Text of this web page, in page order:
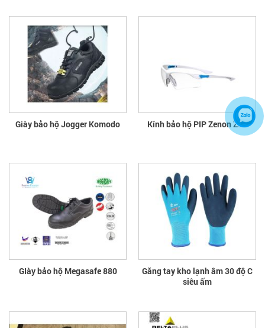
Giày bảo hộ Jogger Komodo Kính bảo hộ PIP Zenon Z84
GIày bảo hộ Megasafe 880
Găng tay kho lạnh âm 30 độ C
siêu ấm